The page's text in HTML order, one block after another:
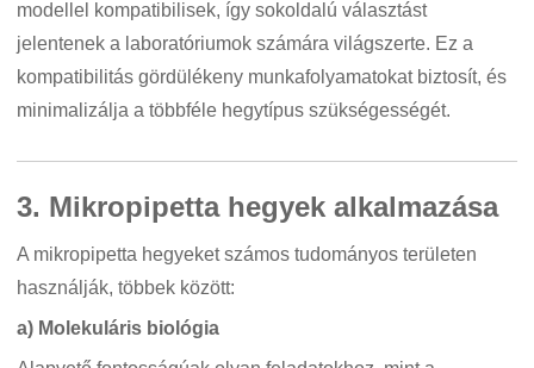
modellel kompatibilisek, így sokoldalú választást
jelentenek a laboratóriumok számára világszerte. Ez a
kompatibilitás gördülékeny munkafolyamatokat biztosít, és
minimalizálja a többféle hegytípus szükségességét.
3. Mikropipetta hegyek alkalmazása
A mikropipetta hegyeket számos tudományos területen
használják, többek között:
a) Molekuláris biológia